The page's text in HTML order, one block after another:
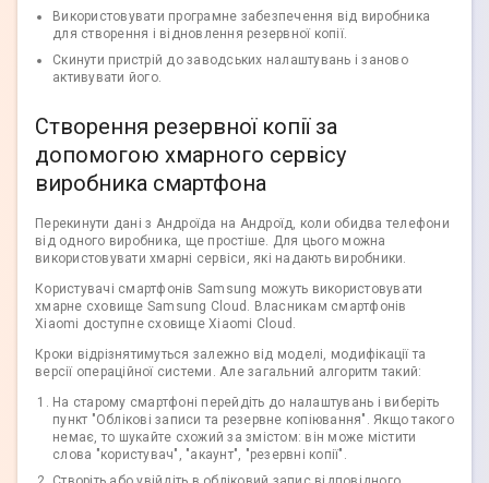
Використовувати програмне забезпечення від виробника
для створення і відновлення резервної копії.
Скинути пристрій до заводських налаштувань і заново
активувати його.
Створення резервної копії за
допомогою хмарного сервісу
виробника смартфона
Перекинути дані з Андроїда на Андроїд, коли обидва телефони
від одного виробника, ще простіше. Для цього можна
використовувати хмарні сервіси, які надають виробники.
Користувачі смартфонів Samsung можуть використовувати
хмарне сховище Samsung Cloud. Власникам смартфонів
Xiaomi доступне сховище Xiaomi Cloud.
Кроки відрізнятимуться залежно від моделі, модифікації та
версії операційної системи. Але загальний алгоритм такий:
На старому смартфоні перейдіть до налаштувань і виберіть
пункт "Облікові записи та резервне копіювання". Якщо такого
немає, то шукайте схожий за змістом: він може містити
слова "користувач", "акаунт", "резервні копії".